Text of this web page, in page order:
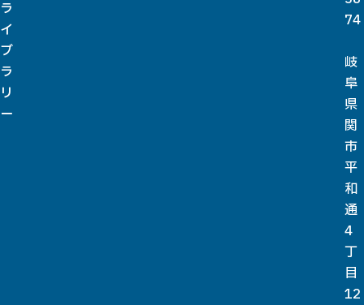
ラ
イ
ブ
ラ
リ
ー
74
岐
阜
県
関
市
平
和
通
4
丁
目
12